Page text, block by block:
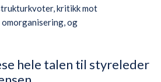
kritikk mot
og
hele talen til styreleder